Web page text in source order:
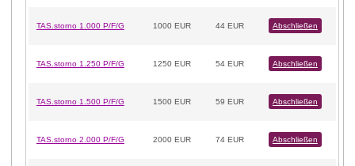
TAS.storno 1.000 P/F/G 1000 EUR 44 EUR Abschließen
TAS.storno 1.250 P/F/G 1250 EUR 54 EUR Abschließen
TAS.storno 1.500 P/F/G 1500 EUR 59 EUR Abschließen
TAS.storno 2.000 P/F/G 2000 EUR 74 EUR Abschließen